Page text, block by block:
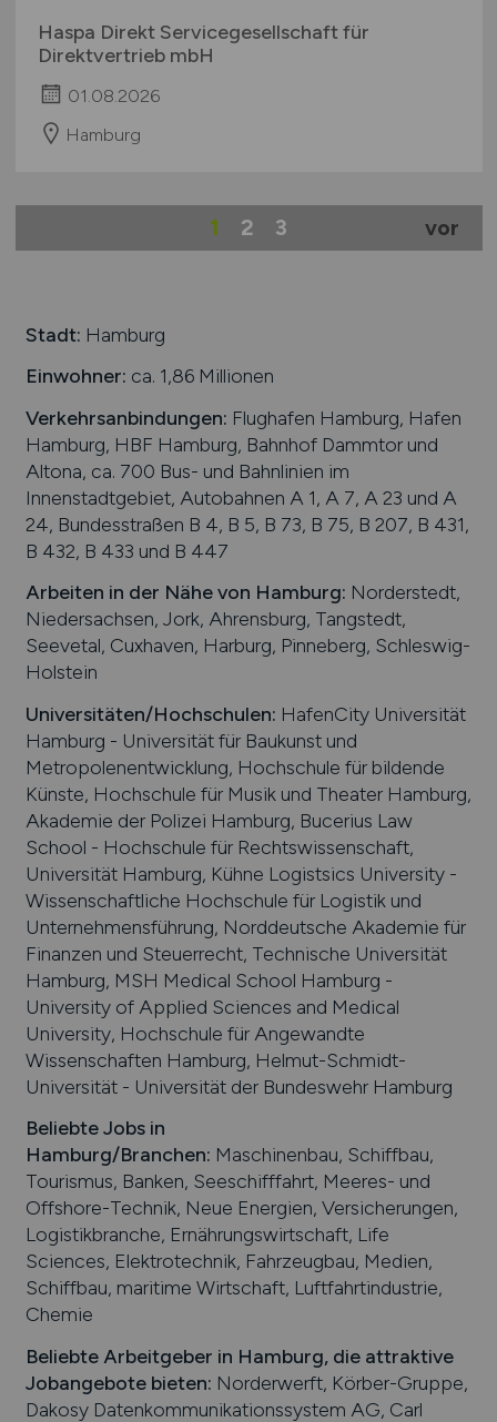
Haspa Direkt Servicegesellschaft für
Direktvertrieb mbH
01.08.2026
Hamburg
1 2 3 vor
Stadt: Hamburg
Einwohner: ca. 1,86 Millionen
Verkehrsanbindungen: Flughafen Hamburg, Hafen
Hamburg, HBF Hamburg, Bahnhof Dammtor und
Altona, ca. 700 Bus- und Bahnlinien im
Innenstadtgebiet, Autobahnen A 1, A 7, A 23 und A
24, Bundesstraßen B 4, B 5, B 73, B 75, B 207, B 431,
B 432, B 433 und B 447
Arbeiten in der Nähe von Hamburg: Norderstedt,
Niedersachsen, Jork, Ahrensburg, Tangstedt,
Seevetal, Cuxhaven, Harburg, Pinneberg, Schleswig-
Holstein
Universitäten/Hochschulen: HafenCity Universität
Hamburg - Universität für Baukunst und
Metropolenentwicklung, Hochschule für bildende
Künste, Hochschule für Musik und Theater Hamburg,
Akademie der Polizei Hamburg, Bucerius Law
School - Hochschule für Rechtswissenschaft,
Universität Hamburg, Kühne Logistsics University -
Wissenschaftliche Hochschule für Logistik und
Unternehmensführung, Norddeutsche Akademie für
Finanzen und Steuerrecht, Technische Universität
Hamburg, MSH Medical School Hamburg -
University of Applied Sciences and Medical
University, Hochschule für Angewandte
Wissenschaften Hamburg, Helmut-Schmidt-
Universität - Universität der Bundeswehr Hamburg
Beliebte Jobs in
Hamburg/Branchen: Maschinenbau, Schiffbau,
Tourismus, Banken, Seeschifffahrt, Meeres- und
Offshore-Technik, Neue Energien, Versicherungen,
Logistikbranche, Ernährungswirtschaft, Life
Sciences, Elektrotechnik, Fahrzeugbau, Medien,
Schiffbau, maritime Wirtschaft, Luftfahrtindustrie,
Chemie
Beliebte Arbeitgeber in Hamburg, die attraktive
Jobangebote bieten: Norderwerft, Körber-Gruppe,
Dakosy Datenkommunikationssystem AG, Carl